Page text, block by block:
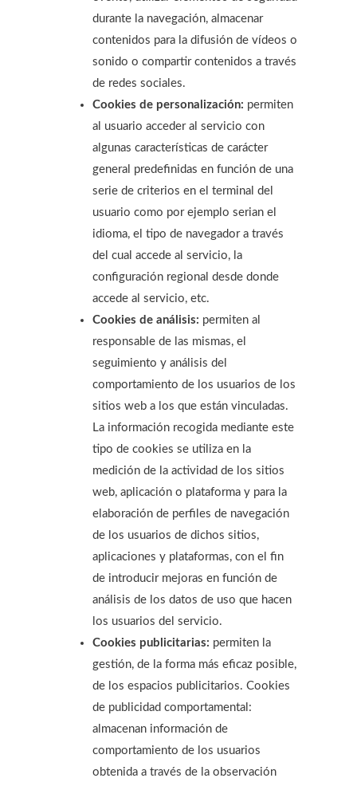
durante la navegación, almacenar
contenidos para la difusión de vídeos o
sonido o compartir contenidos a través
de redes sociales.
Cookies de personalización: permiten
al usuario acceder al servicio con
algunas características de carácter
general predefinidas en función de una
serie de criterios en el terminal del
usuario como por ejemplo serian el
idioma, el tipo de navegador a través
del cual accede al servicio, la
configuración regional desde donde
accede al servicio, etc.
Cookies de análisis: permiten al
responsable de las mismas, el
seguimiento y análisis del
comportamiento de los usuarios de los
sitios web a los que están vinculadas.
La información recogida mediante este
tipo de cookies se utiliza en la
medición de la actividad de los sitios
web, aplicación o plataforma y para la
elaboración de perfiles de navegación
de los usuarios de dichos sitios,
aplicaciones y plataformas, con el fin
de introducir mejoras en función de
análisis de los datos de uso que hacen
los usuarios del servicio.
Cookies publicitarias: permiten la
gestión, de la forma más eficaz posible,
de los espacios publicitarios. Cookies
de publicidad comportamental:
almacenan información de
comportamiento de los usuarios
obtenida a través de la observación